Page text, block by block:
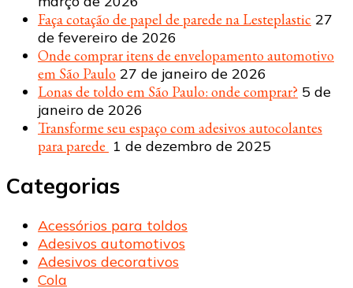
Faça cotação de papel de parede na Lesteplastic 27
de fevereiro de 2026
Onde comprar itens de envelopamento automotivo
em São Paulo 27 de janeiro de 2026
Lonas de toldo em São Paulo: onde comprar? 5 de
janeiro de 2026
Transforme seu espaço com adesivos autocolantes
para parede 1 de dezembro de 2025
Categorias
Acessórios para toldos
Adesivos automotivos
Adesivos decorativos
Cola